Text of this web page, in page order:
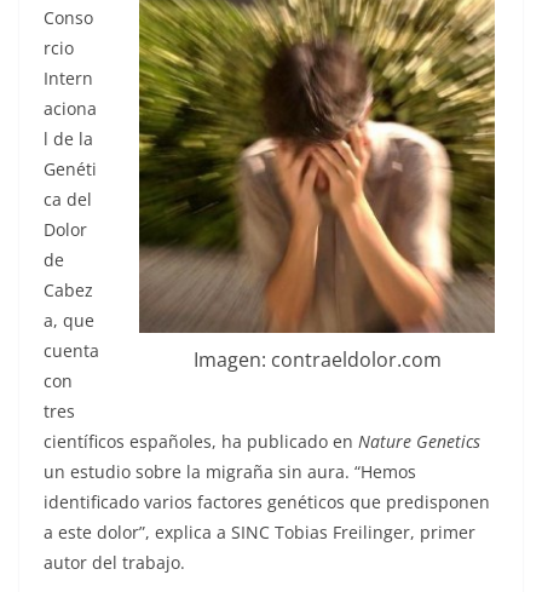
Imagen: contraeldolor.com
Conso
rcio
Intern
aciona
l de la
Genéti
ca del
Dolor
de
Cabez
a, que
cuenta
con
tres
científicos españoles, ha publicado en Nature Genetics
un estudio sobre la migraña sin aura. “Hemos
identificado varios factores genéticos que predisponen
a este dolor”, explica a SINC Tobias Freilinger, primer
autor del trabajo.